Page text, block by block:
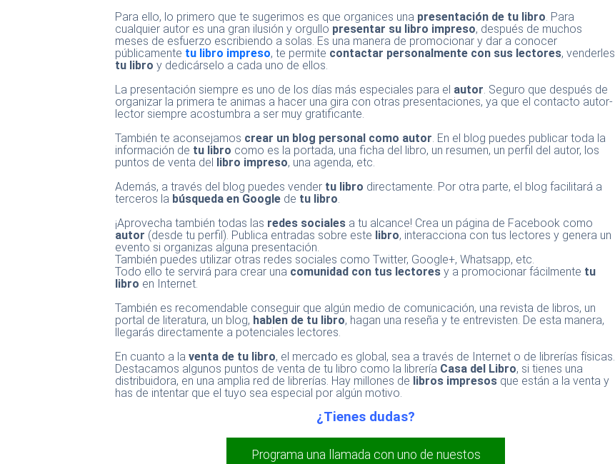
Para ello, lo primero que te sugerimos es que organices una presentación de tu libro . Para
cualquier autor es una gran ilusión y orgullo presentar su libro impreso, después de muchos
meses de esfuerzo escribiendo a solas. Es una manera de promocionar y dar a conocer
públicamente tu libro impreso, te permite contactar personalmente con sus lectores, venderles
tu libroy dedicárselo a cada uno de ellos.
La presentación siempre es uno de los días más especiales para el autor . Seguro que después de
organizar la primera te animas a hacer una gira con otras presentaciones, ya que el contacto autor-
lector siempre acostumbra a ser muy gratificante.
También te aconsejamos crear un blog personal como autor . En el blog puedes publicar toda la
información de tu libro como es la portada, una ficha del libro, un resumen, un perfil del autor, los
puntos de venta del libro impreso, una agenda, etc.
Además, a través del blog puedes vender tu libro directamente. Por otra parte, el blog facilitará a
terceros la búsqueda en Google de tu libro
¡Aprovecha también todas las redes sociales a tu alcance! Crea un página de Facebook como
autor (desde tu perfil). Publica entradas sobre este libro, interacciona con tus lectores y genera un
evento si organizas alguna presentación.
También puedes utilizar otras redes sociales como Twitter, Google+, Whatsapp, etc.
Todo ello te servirá para crear una comunidad con tus lectores y a promocionar fácilmente tu
libro en Internet.
También es recomendable conseguir que algún medio de comunicación, una revista de libros, un
portal de literatura, un blog, hablen de tu libro, hagan una reseña y te entrevisten. De esta manera,
llegarás directamente a potenciales lectores.
En cuanto a laventa de tu libro, el mercado es global, sea a través de Internet o de librerías físicas.
Destacamos algunos puntos de venta de tu libro como la librería Casa del Libro, si tienes una
distribuidora, en una amplia red de librerías. Hay millones de libros impresos que están a la venta y
has de intentar que el tuyo sea especial por algún motivo.
¿Tienes dudas?
Programa una llamada con uno de nuestos